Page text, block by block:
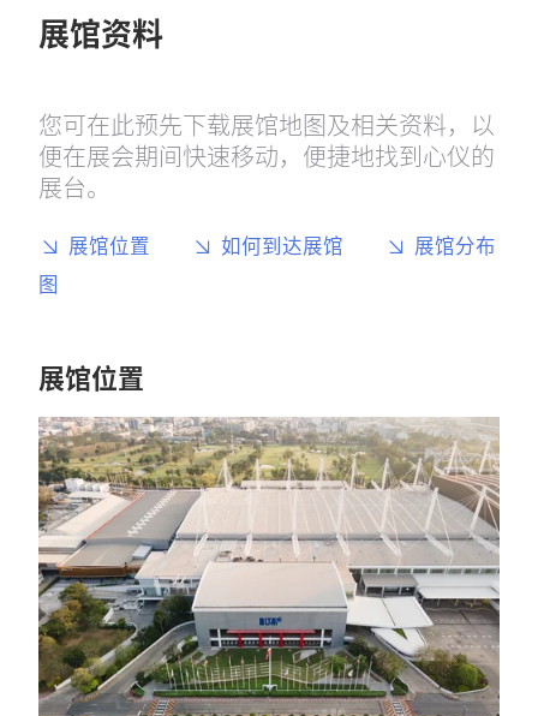
展馆资料
您可在此预先下载展馆地图及相关资料，以
便在展会期间快速移动，便捷地找到心仪的
展台。
展馆位置 如何到达展馆
展馆分布
图
展馆位置